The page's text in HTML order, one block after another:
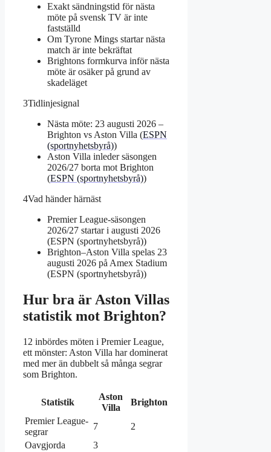
Exakt sändningstid för nästa
möte på svensk TV är inte
fastställd
Om Tyrone Mings startar nästa
match är inte bekräftat
Brightons formkurva inför nästa
möte är osäker på grund av
skadeläget
3Tidlinjesignal
Nästa möte: 23 augusti 2026 –
Brighton vs Aston Villa (ESPN
(sportnyhetsbyrå))
Aston Villa inleder säsongen
2026/27 borta mot Brighton
(ESPN (sportnyhetsbyrå))
4Vad händer härnäst
Premier League-säsongen
2026/27 startar i augusti 2026
(ESPN (sportnyhetsbyrå))
Brighton–Aston Villa spelas 23
augusti 2026 på Amex Stadium
(ESPN (sportnyhetsbyrå))
Hur bra är Aston Villas
statistik mot Brighton?
12 inbördes möten i Premier League,
ett mönster: Aston Villa har dominerat
med mer än dubbelt så många segrar
som Brighton.
Statistik
Aston
Villa
Brighton
Premier League-
segrar
7
2
Oavgjorda
3